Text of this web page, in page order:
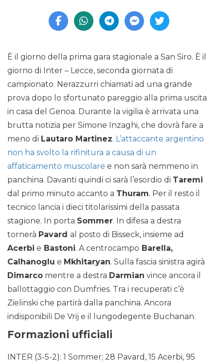
È il giorno della prima gara stagionale a San Siro. È il
giorno di Inter – Lecce, seconda giornata di
campionato. Nerazzurri chiamati ad una grande
prova dopo lo sfortunato pareggio alla prima uscita
in casa del Genoa. Durante la vigilia è arrivata una
brutta notizia per Simone Inzaghi, che dovrà fare a
meno di Lautaro Martinez. L’attaccante argentino
non ha svolto la rifinitura a causa di un
affaticamento muscolare e non sarà nemmeno in
panchina. Davanti quindi ci sarà l’esordio di Taremi
dal primo minuto accanto a Thuram. Per il resto il
tecnico lancia i dieci titolarissimi della passata
stagione. In porta Sommer. In difesa a destra
tornerà Pavard al posto di Bisseck, insieme ad
Acerbi e Bastoni. A centrocampo Barella,
Calhanoglu e Mkhitaryan. Sulla fascia sinistra agirà
Dimarco mentre a destra Darmian vince ancora il
ballottaggio con Dumfries. Tra i recuperati c’è
Zielinski che partirà dalla panchina. Ancora
indisponibili De Vrij e il lungodegente Buchanan.
Formazioni ufficiali
INTER (3-5-2): 1 Sommer; 28 Pavard, 15 Acerbi, 95